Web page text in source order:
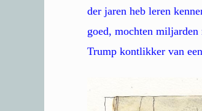
der jaren heb leren
goed, mochten
Trump kontlikker van